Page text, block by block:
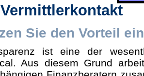
Sie den Vorteil
ist eine der
Aus diesem Grund